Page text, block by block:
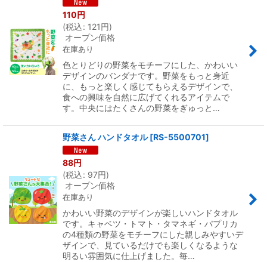
110円
(税込: 121円)
オープン価格
在庫あり
色とりどりの野菜をモチーフにした、かわいい
デザインのバンダナです。野菜をもっと身近
に、もっと楽しく感じてもらえるデザインで、
食への興味を自然に広げてくれるアイテムで
す。中央にはたくさんの野菜をぎゅっと…
野菜さん ハンドタオル [RS-5500701]
88円
(税込: 97円)
オープン価格
在庫あり
かわいい野菜のデザインが楽しいハンドタオル
です。キャベツ・トマト・タマネギ・パプリカ
の4種類の野菜をモチーフにした親しみやすいデ
ザインで、見ているだけでも楽しくなるような
明るい雰囲気に仕上げました。毎…